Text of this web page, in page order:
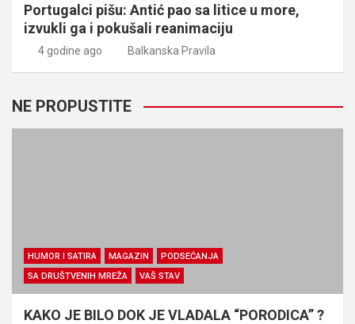
Portugalci pišu: Antić pao sa litice u more,
izvukli ga i pokušali reanimaciju
4 godine ago Balkanska Pravila
NE PROPUSTITE
HUMOR I SATIRA MAGAZIN
PODSEĆANJA
SA DRUŠTVENIH MREŽA
VAŠ STAV
KAKO JE BILO DOK JE VLADALA “PORODICA” ?